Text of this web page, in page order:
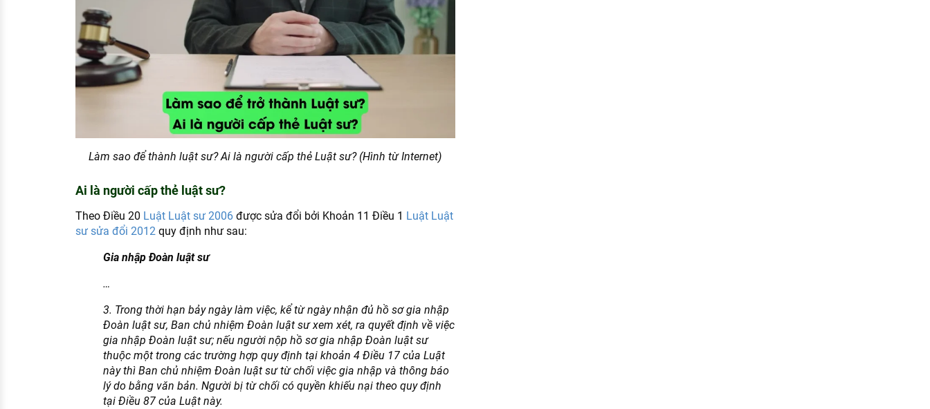
Làm sao để thành luật sư? Ai là người cấp thẻ Luật sư? (Hình từ Internet)
Ai là người cấp thẻ luật sư?
Theo Điều 20 Luật Luật sư 2006được sửa đổi bởi Khoản 11 Điều 1 Luật Luật
sư sửa đổi 2012quy định như sau:
Gia nhập Đoàn luật sư
…
3. Trong thời hạn bảy ngày làm việc, kể từ ngày nhận đủ hồ sơ gia nhập
Đoàn luật sư, Ban chủ nhiệm Đoàn luật sư xem xét, ra quyết định về việc
gia nhập Đoàn luật sư; nếu người nộp hồ sơ gia nhập Đoàn luật sư
thuộc một trong các trường hợp quy định tại khoản 4 Điều 17 của Luật
này thì Ban chủ nhiệm Đoàn luật sư từ chối việc gia nhập và thông báo
lý do bằng văn bản. Người bị từ chối có quyền khiếu nại theo quy định
tại Điều 87 của Luật này.